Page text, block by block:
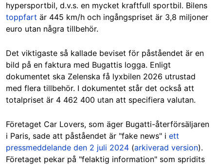
hypersportbil, d.v.s. en mycket kraftfull sportbil. Bilens
toppfart är 445 km/h och ingångspriset är 3,8 miljoner
euro utan några tillbehör.
Det viktigaste så kallade beviset för påståendet är en
bild på en faktura med Bugattis logga. Enligt
dokumentet ska Zelenska få lyxbilen 2026 utrustad
med flera tillbehör. I dokumentet står det också att
totalpriset är 4 462 400 utan att specifiera valutan.
Företaget Car Lovers, som äger Bugatti-återförsäljaren
i Paris, sade att påståendet är "fake news" i ett
pressmeddelande den 2 juli 2024 (arkiverad version).
Företaget pekar på "felaktig information" som spridits